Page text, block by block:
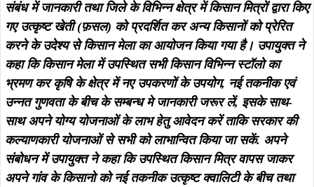
संबंध में जानकारी तथा जिले के विभिन्न क्षेत्र में किसान मित्रों द्वारा किए
गए उत्कृष्ट खेती (फ़सल) को प्रदर्शित कर अन्य किसानों को प्रेरित
करने के उदेश्य से किसान मेला का आयोजन किया गया है। उपायुक्त ने
कहा कि किसान मेला में उपस्थित सभी किसान विभिन्न स्टॉलो का
भ्रमण कर कृषि के क्षेत्र में नए उपकरणों के उपयोग, नई तकनीक एवं
उन्नत गुणवता के बीच के सम्बन्ध मे जानकारी जरूर लें, इसके साथ-
साथ अपने योग्य योजनाओं के लाभ हेतु आवेदन करें ताकि सरकार की
कल्याणकारी योजनाओं से सभी को लाभान्वित किया जा सकें. अपने
संबोधन में उपायुक्त ने कहा कि उपस्थित किसान मित्र वापस जाकर
अपने गांव के किसानो को नई तकनीक उत्कृष्ट क्वालिटी के बीच तथा